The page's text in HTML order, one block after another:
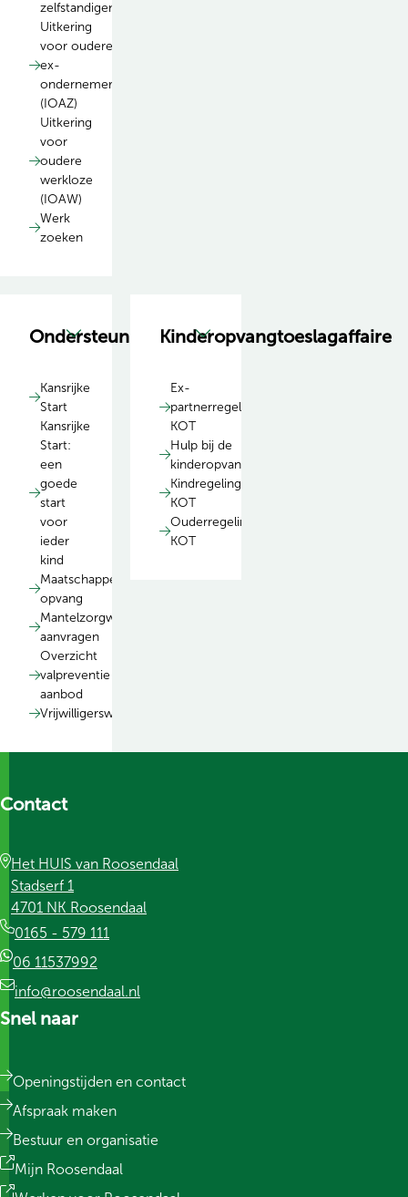
zelfstandigen
Uitkering
voor oudere
ex-
ondernemers
(IOAZ)
Uitkering
voor
oudere
werkloze
(IOAW)
Werk
zoeken
Ondersteuning
Kansrijke
Start
Kansrijke
Start:
een
goede
start
voor
ieder
kind
Maatschappelijke
opvang
Mantelzorgwoning
aanvragen
Overzicht
valpreventie
aanbod
Vrijwilligerswerk
Kinderopvangtoeslagaffaire
Ex-
partnerregeling
KOT
Hulp bij de
kinderopvangtoeslagaffaire
Kindregeling
KOT
Ouderregeling
KOT
Contact
Het HUIS van Roosendaal
Stadserf 1
4701 NK Roosendaal
0165 - 579 111
06 11537992
info@roosendaal.nl
Snel naar
Openingstijden en contact
Afspraak maken
Bestuur en organisatie
Mijn Roosendaal